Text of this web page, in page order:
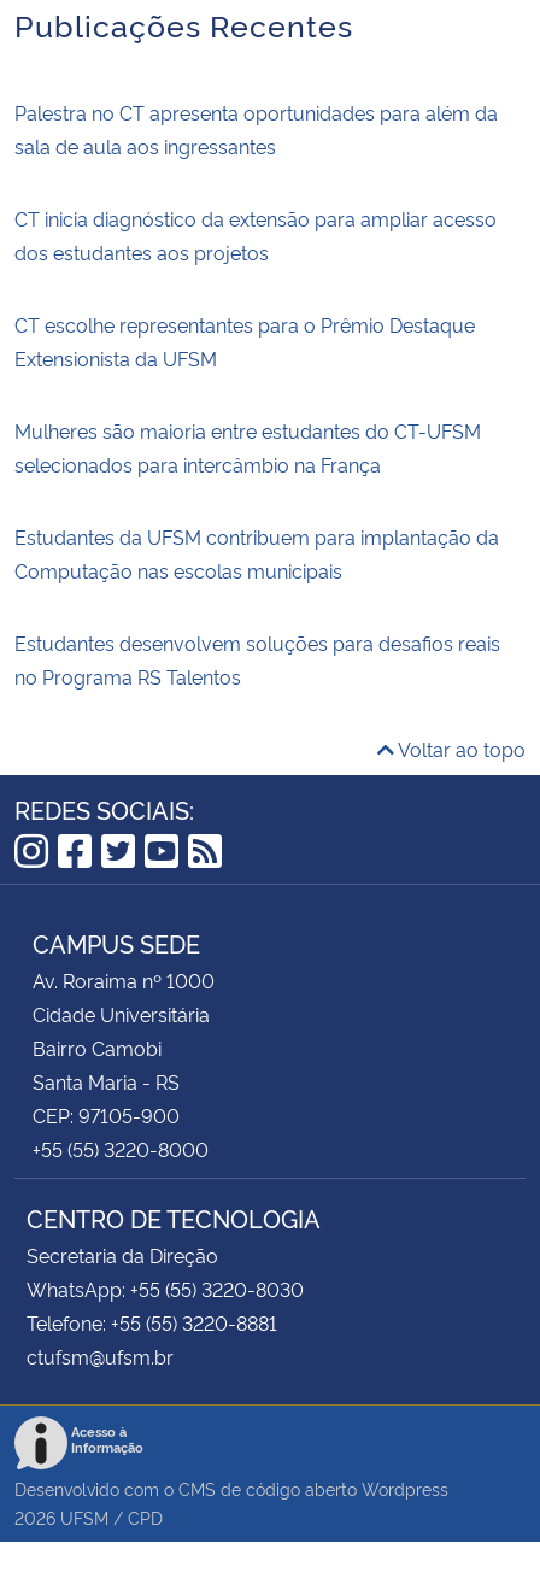
Publicações Recentes
Palestra no CT apresenta oportunidades para além da
sala de aula aos ingressantes
CT inicia diagnóstico da extensão para ampliar acesso
dos estudantes aos projetos
CT escolhe representantes para o Prêmio Destaque
Extensionista da UFSM
Mulheres são maioria entre estudantes do CT-UFSM
selecionados para intercâmbio na França
Estudantes da UFSM contribuem para implantação da
Computação nas escolas municipais
Estudantes desenvolvem soluções para desafios reais
no Programa RS Talentos
Voltar ao topo
REDES SOCIAIS:
Instagram
Facebook
Twitter
YouTube
RSS
CAMPUS SEDE
Av. Roraima nº 1000
Cidade Universitária
Bairro Camobi
Santa Maria - RS
CEP: 97105-900
+55 (55) 3220-8000
CENTRO DE TECNOLOGIA
Secretaria da Direção
WhatsApp: +55 (55) 3220-8030
Telefone: +55 (55) 3220-8881
ctufsm@ufsm.br
Acesso à
Informação
Desenvolvido com o CMS de código aberto Wordpress
2026 UFSM / CPD